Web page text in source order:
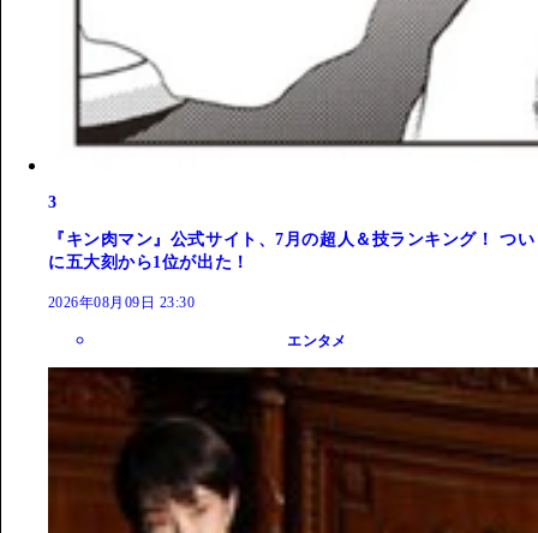
3
『キン肉マン』公式サイト、7月の超人＆技ランキング！ つい
に五大刻から1位が出た！
2026年08月09日 23:30
エンタメ